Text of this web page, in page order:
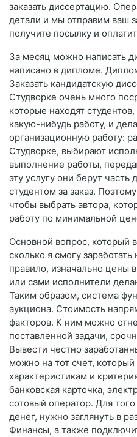
заказать диссертацию.
детали и мы отправим ваш
получите посылку и
За месяц можно написать
написано в дипломе.
Заказать кандидатскую
Студворке очень много
которые находят
какую-нибудь работу, и
организационную работу:
Студворке, выбирают
выполнение работы,
эту услугу они берут часть
студентом за заказ.
чтобы выбрать автора,
работу по минимальной
Основной вопрос, который
сколько я смогу
правило, изначально цены
или сами исполнители
Таким образом, система
аукциона. Стоимость
факторов. К ним можно
поставленной задачи,
Вывести честно
можно на тот счет,
характеристикам и
банковская карточка,
сотовый оператор. Для
денег, нужно заглянуть в
Финансы, а также